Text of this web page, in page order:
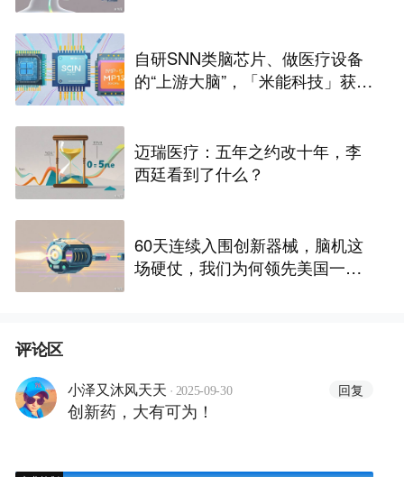
自研SNN类脑芯片、做医疗设备
的“上游大脑”，「米能科技」获数
迈瑞医疗：五年之约改十年，李
西廷看到了什么？
60天连续入围创新器械，脑机这
场硬仗，我们为何领先美国一个
评论区
小泽又沐风天天 · 2025-09-30 回复
创新药，大有可为！